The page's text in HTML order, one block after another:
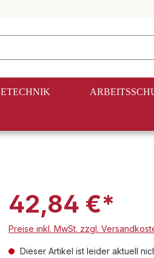
42,84 €*
Preise inkl. MwSt. zzgl.
Dieser Artikel ist leider aktuell